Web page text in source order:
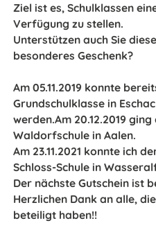
Ziel ist es, Schulklassen
Verfügung zu stellen.
Unterstützen auch Sie
besonderes Geschenk?
Am 05.11.2019 konnte
Grundschulklasse in
werden.Am 20.12.2019
Waldorfschule in Aalen.
Am 23.11.2021 konnte ich
Schloss-Schule in
Der nächste Gutschein ist
Herzlichen Dank an alle,
beteiligt haben!!